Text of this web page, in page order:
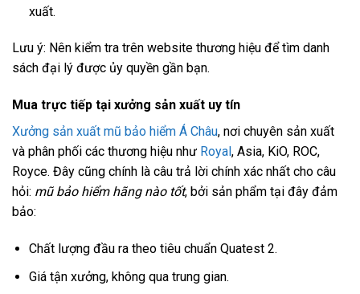
xuất.
Lưu ý: Nên kiểm tra trên website thương hiệu để tìm danh
sách đại lý được ủy quyền gần bạn.
Mua trực tiếp tại xưởng sản xuất uy tín
Xưởng sản xuất mũ bảo hiểm Á Châu, nơi chuyên sản xuất
và phân phối các thương hiệu như Royal , Asia, KiO, ROC,
Royce. Đây cũng chính là câu trả lời chính xác nhất cho câu
hỏi: mũ bảo hiểm hãng nào tốt, bởi sản phẩm tại đây đảm
bảo:
Chất lượng đầu ra theo tiêu chuẩn Quatest 2.
Giá tận xưởng, không qua trung gian.